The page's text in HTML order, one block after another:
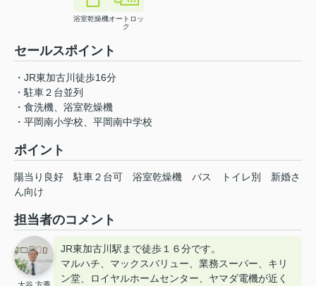
浴室乾燥機オートロッ
ク
セールスポイント
・JR東加古川徒歩16分
・駐車２台並列
・食洗機、浴室乾燥機
・平岡南小学校、平岡南中学校
ポイント
陽当り良好 駐車２台可 浴室乾燥機 バス トイレ別
新婚さ
ん向け
担当者のコメント
JR東加古川駅まで徒歩１６分です。
マルハチ、マックスバリュー、業務スーパー、キリ
ン堂、ロイヤルホームセンター、ヤマダ電機が近く